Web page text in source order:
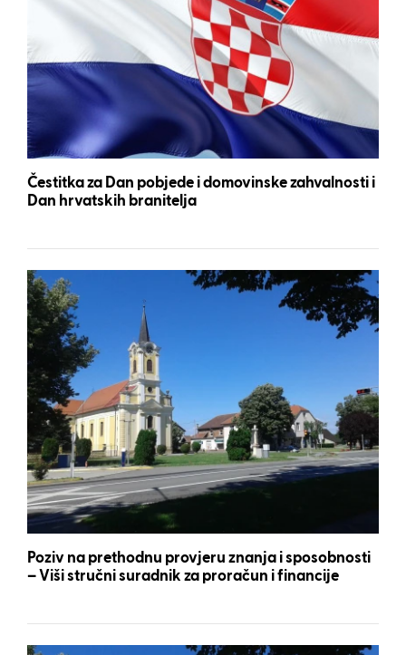
Čestitka za Dan pobjede i domovinske zahvalnosti i
Dan hrvatskih branitelja
Poziv na prethodnu provjeru znanja i sposobnosti
– Viši stručni suradnik za proračun i financije